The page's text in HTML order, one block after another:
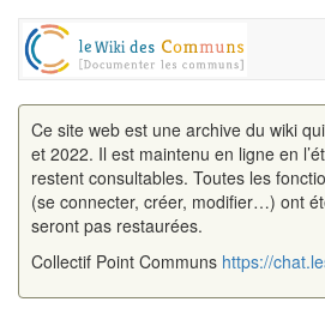
Ce site web est une archive du wiki
et 2022. Il est maintenu en ligne en
restent consultables. Toutes les
(se connecter, créer, modifier…) ont
seront pas restaurées.
Collectif Point Communs https://